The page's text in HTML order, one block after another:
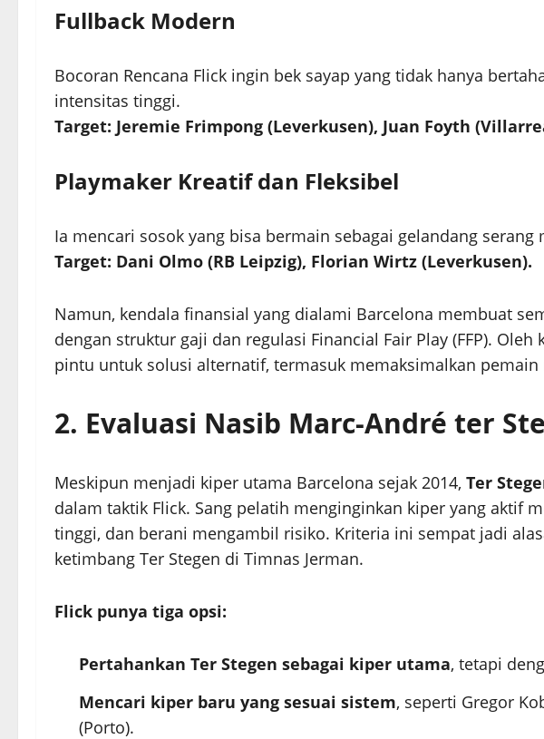
Fullback Modern
Bocoran Rencana Flick ingin bek sayap yang tidak hanya
intensitas tinggi.
Target: Jeremie Frimpong (Leverkusen), Juan Foyth
Playmaker Kreatif dan Fleksibel
Ia mencari sosok yang bisa bermain sebagai gelandang serang
Target: Dani Olmo (RB Leipzig), Florian Wirtz (Leverkusen).
Namun, kendala finansial yang dialami Barcelona membuat
dengan struktur gaji dan regulasi Financial Fair Play (FFP).
pintu untuk solusi alternatif, termasuk memaksimalkan pemain
2. Evaluasi Nasib Marc-André ter
Meskipun menjadi kiper utama Barcelona sejak 2014, Ter
dalam taktik Flick. Sang pelatih menginginkan kiper yang aktif
tinggi, dan berani mengambil risiko. Kriteria ini sempat jadi
ketimbang Ter Stegen di Timnas Jerman.
Flick punya tiga opsi:
Pertahankan Ter Stegen sebagai kiper utama, tetapi
Mencari kiper baru yang sesuai sistem, seperti Gregor
(Porto).